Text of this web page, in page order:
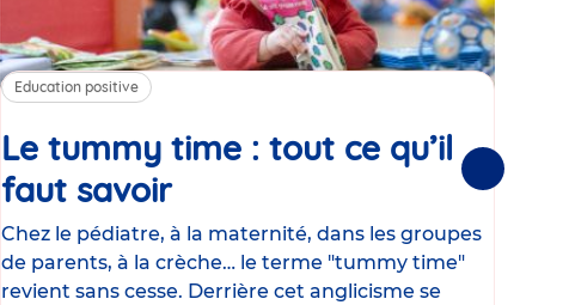
Education positive
Le tummy time : tout ce qu’il
faut savoirArticle
Chez le pédiatre, à la maternité, dans les groupes
de parents, à la crèche… le terme "tummy time"
revient sans cesse. Derrière cet anglicisme se
Suivantes